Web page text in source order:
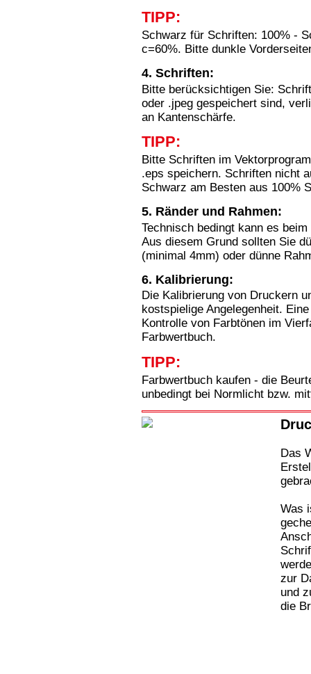
TIPP:
Schwarz für Schriften: 100% -
c=60%. Bitte dunkle
4. Schriften:
Bitte berücksichtigen Sie:
oder .jpeg gespeichert sind,
an Kantenschärfe.
TIPP:
Bitte Schriften im
.eps speichern. Schriften nicht
Schwarz am Besten aus 100%
5. Ränder und Rahmen:
Technisch bedingt kann es
Aus diesem Grund sollten Sie
(minimal 4mm) oder dünne
6. Kalibrierung:
Die Kalibrierung von Druckern
kostspielige Angelegenheit.
Kontrolle von Farbtönen im
Farbwertbuch.
TIPP:
Farbwertbuch kaufen - die
unbedingt bei Normlicht bzw.
Das
Was
zur
und
die